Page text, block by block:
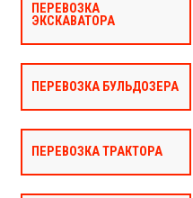
ПЕРЕВОЗКА
ЭКСКАВАТОРА
ПЕРЕВОЗКА БУЛЬДОЗЕРА
ПЕРЕВОЗКА ТРАКТОРА